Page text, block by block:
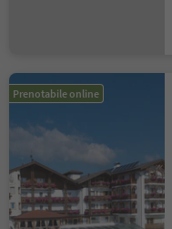
Prenotabile online